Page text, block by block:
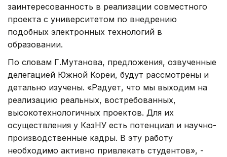
заинтересованность в реализации совместного
проекта с университетом по внедрению
подобных электронных технологий в
образовании.
По словам Г.Мутанова, предложения, озвученные
делегацией Южной Кореи, будут рассмотрены и
детально изучены. «Радует, что мы выходим на
реализацию реальных, востребованных,
высокотехнологичных проектов. Для их
осуществления у КазНУ есть потенциал и научно-
производственные кадры. В эту работу
необходимо активно привлекать студентов», -